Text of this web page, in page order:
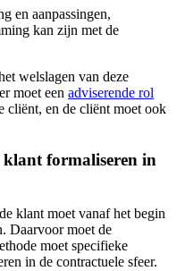
en aanpassingen,
kan zijn met de
welslagen van deze
moet een adviserende rol
cliënt, en de cliënt moet ook
klant formaliseren in
klant moet vanaf het begin
Daarvoor moet de
moet specifieke
in de contractuele sfeer.